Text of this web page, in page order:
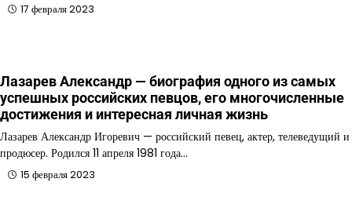
17 февраля 2023
Лазарев Александр — биография одного из самых
успешных российских певцов, его многочисленные
достижения и интересная личная жизнь
Лазарев Александр Игоревич — российский певец, актер, телеведущий и
продюсер. Родился 11 апреля 1981 года…
15 февраля 2023